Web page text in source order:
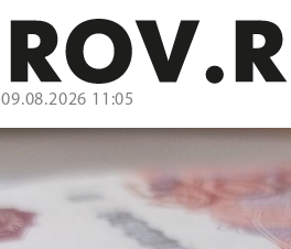
09.08.2026 11:05